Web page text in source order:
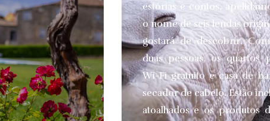
estórias e contos,
o nome de seis lendas
gostará de descobrir.
duas pessoas, os quartos
Wi-Fi gratuito e casa de
secador de cabelo. Estão
atoalhados e os produtos